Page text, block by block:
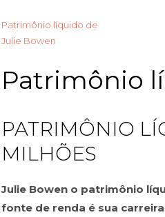
Patrimônio líquido de
Julie Bowen
Patrimônio
PATRIMÔNIO
MILHÕES
Julie Bowen o patrimônio
fonte de renda é sua